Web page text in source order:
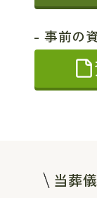
- 事前の
当葬